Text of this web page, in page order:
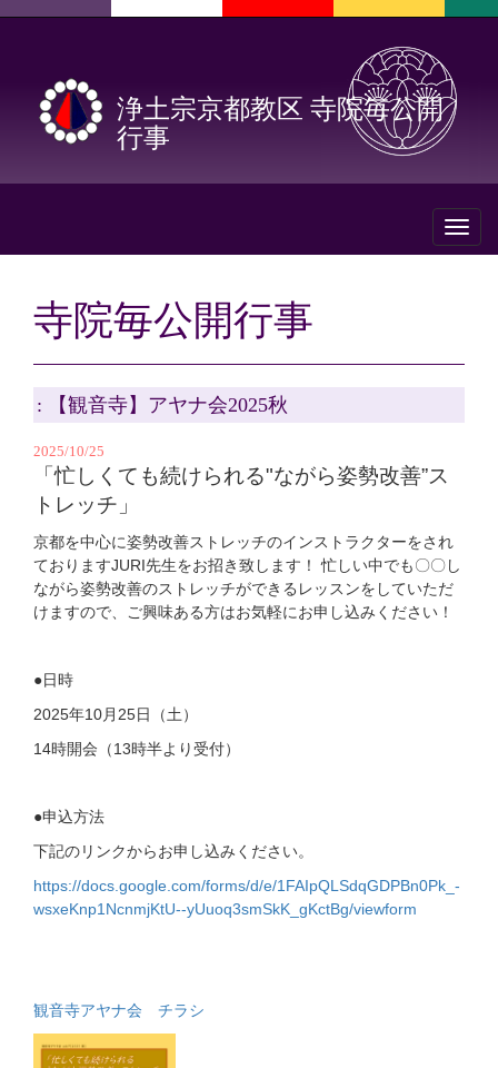
浄土宗京都教区 寺院毎公開
行事
Toggle
寺院毎公開行事
: 【観音寺】アヤナ会2025秋
2025/10/25
「忙しくても続けられる"ながら姿勢改善”ス
トレッチ」
京都を中心に姿勢改善ストレッチのインストラクターをされ
ておりますJURI先生をお招き致します！ 忙しい中でも〇〇し
ながら姿勢改善のストレッチができるレッスンをしていただ
けますので、ご興味ある方はお気軽にお申し込みください！
●日時
2025年10月25日（土）
14時開会（13時半より受付）
●申込方法
下記のリンクからお申し込みください。
https://docs.google.com/forms/d/e/1FAIpQLSdqGDPBn0Pk_-
wsxeKnp1NcnmjKtU--yUuoq3smSkK_ gKctBg/viewform
観音寺アヤナ会 チラシ